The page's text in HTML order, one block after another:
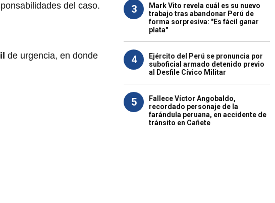
del caso.
de urgencia, en donde
3
Mark Vito revela cuál es su nuevo
trabajo tras abandonar Perú de
forma sorpresiva: "Es fácil ganar
plata"
4
Ejército del Perú se pronuncia por
suboficial armado detenido previo
al Desfile Cívico Militar
5
Fallece Víctor Angobaldo,
recordado personaje de la
farándula peruana, en accidente de
tránsito en Cañete